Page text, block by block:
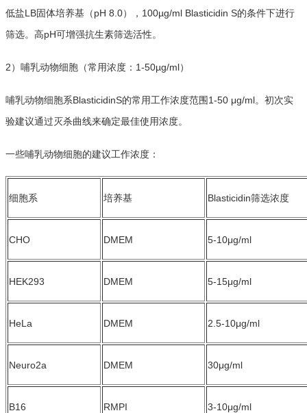
低盐LB固体培养基（pH 8.0），100µg/ml Blasticidin S的条件下进行
筛选。高pH可增强抗生素筛选活性。
2）哺乳动物细胞（常用浓度：1-50µg/ml）
哺乳动物细胞系BlasticidinS的常用工作浓度范围1-50 μg/ml。初次实
验建议通过灭杀曲线来确定最佳使用浓度。
一些哺乳动物细胞的建议工作浓度：
细胞系 培养基 Blasticidin筛选浓
CHO DMEM 5-10μg/ml
HEK293 DMEM 5-15μg/ml
HeLa DMEM 2.5-10μg/ml
Neuro2a DMEM 30μg/ml
B16 RMPI 3-10μg/ml